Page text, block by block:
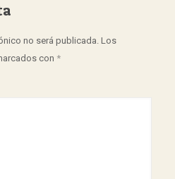
no será publicada. Los
con *